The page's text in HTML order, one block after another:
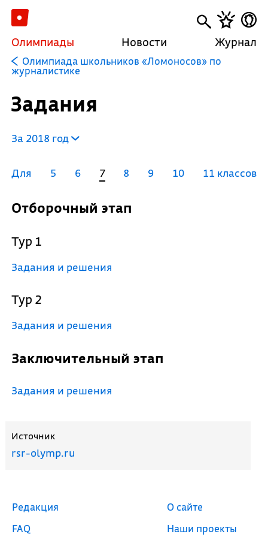
Олимпиады Новости Журнал
Олимпиада школьников «Ломоносов» по
журналистике
Задания
За 2018 год
Для 5 6 7 8 9 10 11 классов
Отборочный этап
Тур 1
Задания и решения
Тур 2
Задания и решения
Заключительный этап
Задания и решения
Источник
rsr-olymp.ru
Редакция
FAQ
О сайте
Наши проекты